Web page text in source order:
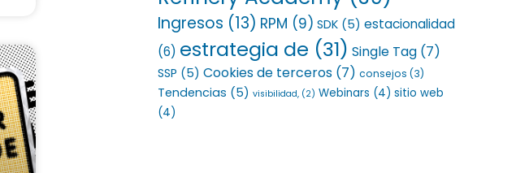
Ingresos (13) RPM (9) SDK (5) estacionalidad
(6) estrategia de (31) Single Tag (7)
SSP (5) Cookies de terceros (7) consejos (3)
Tendencias (5) visibilidad, (2) Webinars (4) sitio web
(4)